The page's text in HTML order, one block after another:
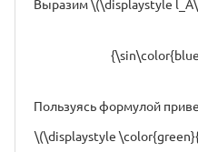
Выразим \(\displaystyle
Пользуясь формулой
\(\displaystyle